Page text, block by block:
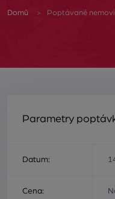
Domů Poptávané
Parametry
Datum:
Cena: